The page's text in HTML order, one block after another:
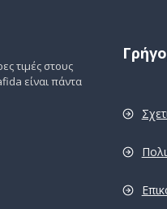
τιμές στους
είναι πάντα